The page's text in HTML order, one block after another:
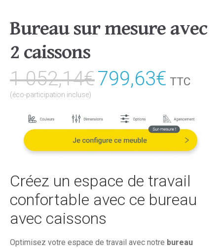
Bureau sur mesure avec
2 caissons
1 052,14€Le
initial
était :
1
052,14€.
799,63€Le
actuel
est :
TTC
(éco-participation incluse)
Créez un espace de travail
confortable avec ce bureau
avec caissons
Optimisez votre espace de travail avec notre bureau